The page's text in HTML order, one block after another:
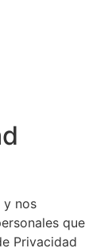
y nos
que
Privacidad